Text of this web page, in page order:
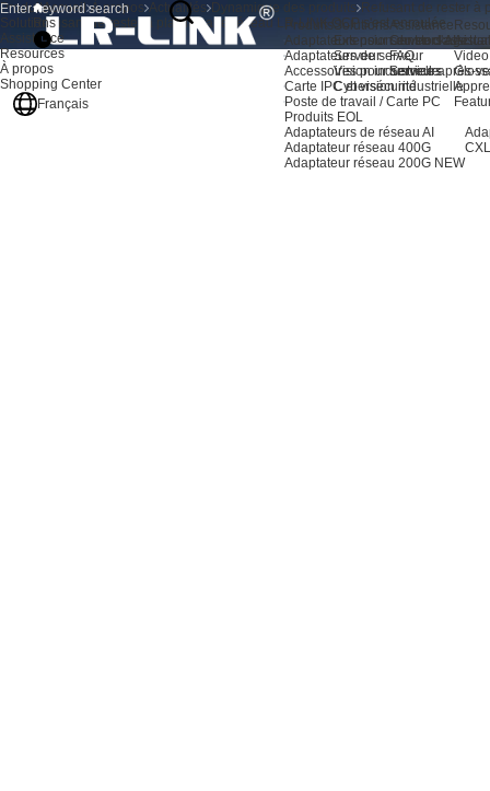
Produits
Adaptateurs pour serveurs AI
Adaptateurs de serveur
Accessoires pour serveurs
Carte IPC et vision industrielle
Poste de travail / Carte PC
Produits EOL
Adaptateurs de réseau AI
Adaptateur réseau 400G
Adaptateur réseau 200G NEW
Solutions
Extension du stockage
Serveur
Vision industrielle
Cybersécurité
Assistance
Centre
FAQ
Service après-
Video
Produits
Solutions
Assistance
Resources
À propos
Shopping Center
Français
Accueil À propos Actualités Dynamique des produits
Refusant de rester à
Refusant de rester à plat, la carte réseau LR-LINK OCP s'est enroulée